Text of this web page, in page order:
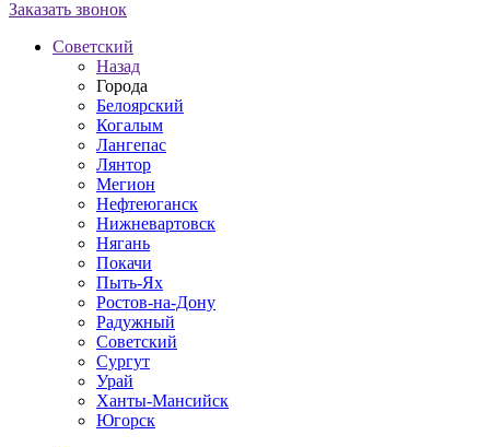
Заказать звонок
Советский
Назад
Города
Белоярский
Когалым
Лангепас
Лянтор
Мегион
Нефтеюганск
Нижневартовск
Нягань
Покачи
Пыть-Ях
Рoстов-на-Дону
Радужный
Советский
Сургут
Урай
Ханты-Мансийск
Югорск